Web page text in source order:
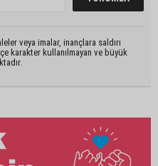
veya imalar, inançlara saldırı
karakter kullanılmayan ve büyük